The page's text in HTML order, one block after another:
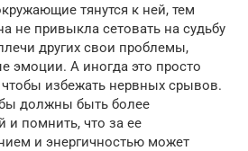
тянутся к ней, тем
не привыкла сетовать на судьбу
других свои проблемы,
эмоции. А иногда это просто
избежать нервных срывов.
должны быть более
и помнить, что за ее
и энергичностью может